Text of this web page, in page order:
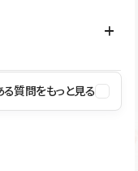
進めやすくなりま
用できるよう、通信
性対策など、複数の観
、悪質なスクリプトの
でご確認いただけま
る質問をもっと見る